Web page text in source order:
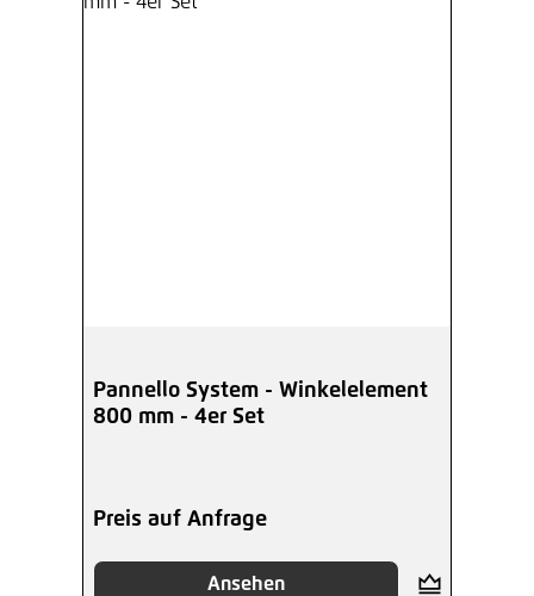
Pannello System - Winkelelement
800 mm - 4er Set
Preis auf Anfrage
Ansehen